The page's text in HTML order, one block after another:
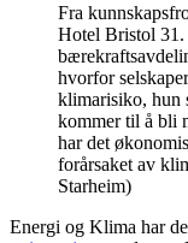
Fra
Hotel Bristol
hvorfor
klimarisiko, hun
kommer til å bli
har det
forårsaket av
Starheim)
Energi og Klima har